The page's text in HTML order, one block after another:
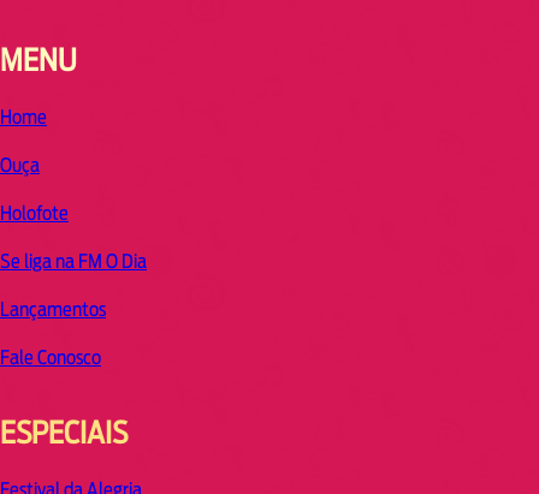
MENU
Home
Ouça
Holofote
Se liga na FM O Dia
Lançamentos
Fale Conosco
ESPECIAIS